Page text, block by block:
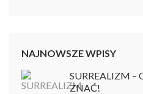
NAJNOWSZE WPISY
SURREALIZM –
ZNAĆ!